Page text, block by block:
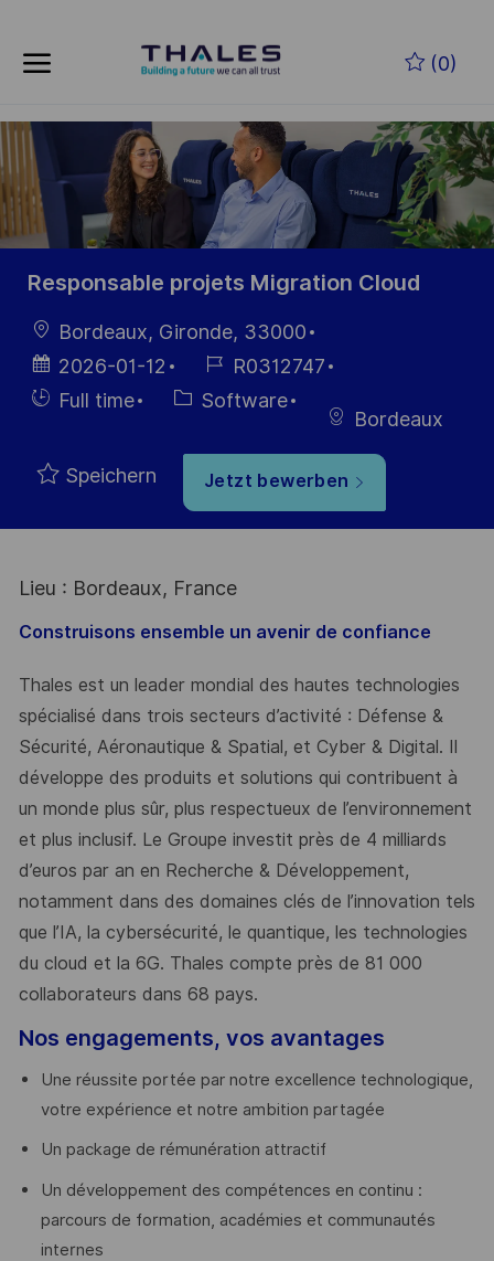
(0)
-
Responsable projets Migration Cloud
Ort
Bordeaux, Gironde, 33000
Datum der
Veröffentlichung
2026-01-12
Job-
ID
R0312747
Einstellunngstyp
Full time Kategorie
Software
Bordeaux
Speichern Jetzt bewerben
Lieu : Bordeaux, France
Construisons ensemble un avenir de confiance
Thales est un leader mondial des hautes technologies
spécialisé dans trois secteurs d’activité : Défense &
Sécurité, Aéronautique & Spatial, et Cyber & Digital. Il
développe des produits et solutions qui contribuent à
un monde plus sûr, plus respectueux de l’environnement
et plus inclusif. Le Groupe investit près de 4 milliards
d’euros par an en Recherche & Développement,
notamment dans des domaines clés de l’innovation tels
que l’IA, la cybersécurité, le quantique, les technologies
du cloud et la 6G. Thales compte près de 81 000
collaborateurs dans 68 pays.
Nos engagements, vos avantages
Une réussite portée par notre excellence technologique,
votre expérience et notre ambition partagée
Un package de rémunération attractif
Un développement des compétences en continu :
parcours de formation, académies et communautés
internes